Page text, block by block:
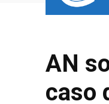
AN
caso